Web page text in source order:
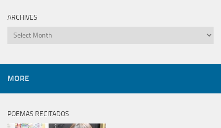
ARCHIVES
Archives
MORE
POEMAS RECITADOS